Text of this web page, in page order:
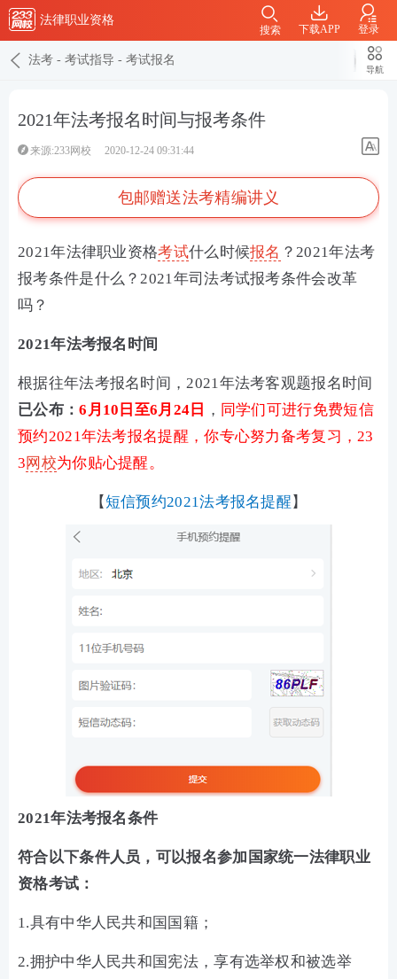
法律职业资格
下载APP 登录
搜索
法考 - 考试指导 - 考试报名
导航
2021年法考报名时间与报考条件
来源:233网校 2020-12-24 09:31:44
包邮赠送法考精编讲义
2021年法律职业资格考试什么时候报名 ？2021年法考
报考条件是什么？2021年司法考试报考条件会改革
吗？
2021年法考报名时间
根据往年法考报名时间，2021年法考客观题报名时间
已公布：6月10日至6月24日 ， 同学们可进行免费短信
预约2021年法考报名提醒，你专心努力备考复习，23
3网校为你贴心提醒。
【短信预约2021法考报名提醒 】
2021年法考报名条件
符合以下条件人员，可以报名参加国家统一法律职业
资格考试：
1.具有中华人民共和国国籍；
2.拥护中华人民共和国宪法，享有选举权和被选举